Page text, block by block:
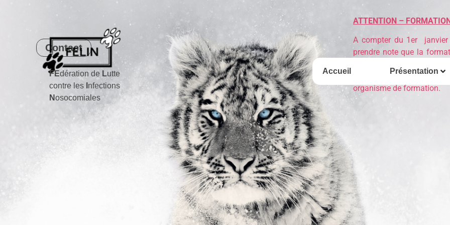
FEdération de Lutte
contre les nfections
Nosocomiales
Accueil Présentation
Contact
ATTENTION –
A compter du 1er janvier
prendre note que la
assurées par la FELIN.
organisme de formation.